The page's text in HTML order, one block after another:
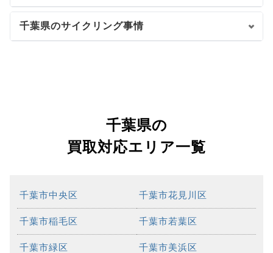
千葉県のサイクリング事情
千葉県の
買取対応エリア一覧
千葉市中央区 千葉市花見川区
千葉市稲毛区 千葉市若葉区
千葉市緑区 千葉市美浜区